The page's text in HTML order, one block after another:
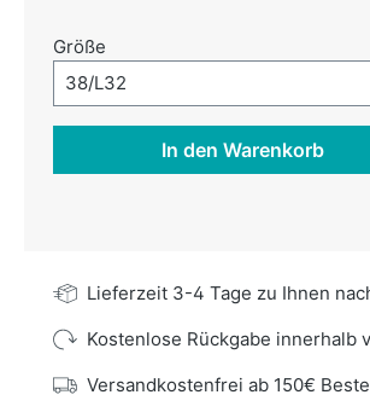
Größe
Größe-Auswahl öffnen, aktuell
38/L32
In den Warenkorb
Lieferzeit 3-4 Tage zu Ihnen
Kostenlose Rückgabe innerhalb
Versandkostenfrei ab 150€